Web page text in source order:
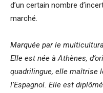
d’un certain nombre
marché.
Marquée par le
Elle est née à Athènes,
quadrilingue, elle maîtrise
l’Espagnol. Elle est